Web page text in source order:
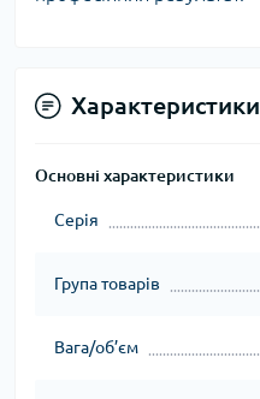
Характеристики
Основні характеристики
Серія
Група товарів
Вага/об’єм